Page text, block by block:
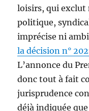
loisirs, qui
politique,
imprécise ni
la décision n°
L’annonce du
donc tout à fait
jurisprudence
déjà indiquée